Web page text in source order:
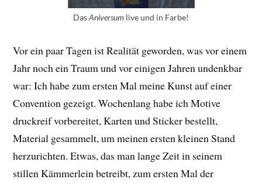
DasAniversum live und in Farbe!
Vor ein paar Tagen ist Realität geworden, was vor einem
Jahr noch ein Traum und vor einigen Jahren undenkbar
war: Ich habe zum ersten Mal meine Kunst auf einer
Convention gezeigt. Wochenlang habe ich Motive
druckreif vorbereitet, Karten und Sticker bestellt,
Material gesammelt, um meinen ersten kleinen Stand
herzurichten. Etwas, das man lange Zeit in seinem
stillen Kämmerlein betreibt, zum ersten Mal der